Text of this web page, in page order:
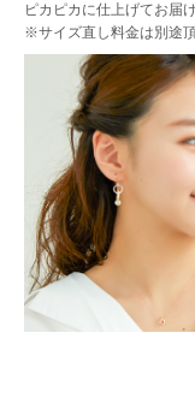
ピカピカに仕上げてお届
※サイズ直し料金は別途